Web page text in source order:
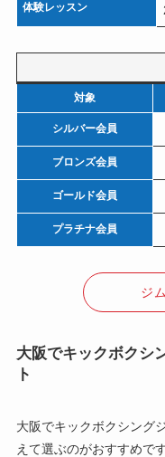
体験レッスン
対象
シルバー会員
ブロンズ会員
ゴールド会員
プラチナ会員
ジ
大阪でキックボクシ
ト
大阪でキックボクシング
えて選ぶのがおすすめです